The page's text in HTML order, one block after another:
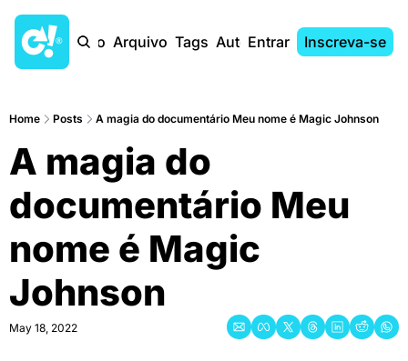
Início Arquivo Tags AutoresEntrar Inscreva-se
Home Posts A magia do documentário Meu nome é Magic Johnson
A magia do
documentário Meu
nome é Magic
Johnson
May 18, 2022